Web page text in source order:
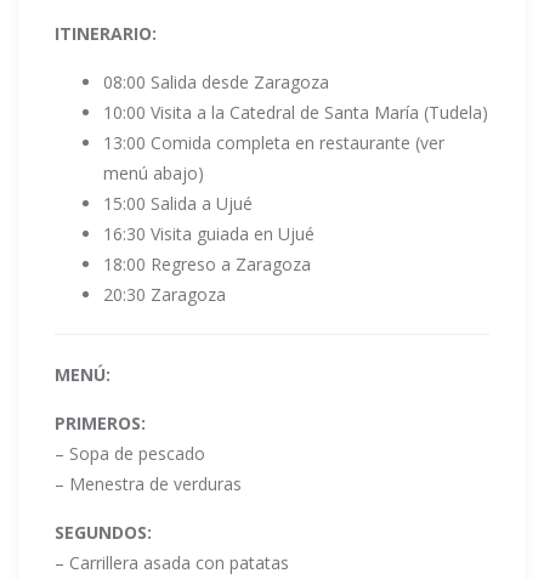
ITINERARIO:
08:00 Salida desde Zaragoza
10:00 Visita a la Catedral de Santa María (Tudela)
13:00 Comida completa en restaurante (ver
menú abajo)
15:00 Salida a Ujué
16:30 Visita guiada en Ujué
18:00 Regreso a Zaragoza
20:30 Zaragoza
MENÚ:
PRIMEROS:
– Sopa de pescado
– Menestra de verduras
SEGUNDOS:
– Carrillera asada con patatas